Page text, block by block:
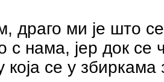
драго ми је што
с нама, јер док се
која се у